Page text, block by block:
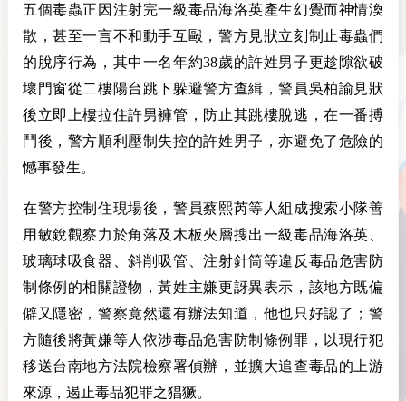
五個毒蟲正因注射完一級毒品海洛英產生幻覺而神情渙
散，甚至一言不和動手互毆，警方見狀立刻制止毒蟲們
的脫序行為，其中一名年約38歲的許姓男子更趁隙欲破
壞門窗從二樓陽台跳下躲避警方查緝，警員吳柏諭見狀
後立即上樓拉住許男褲管，防止其跳樓脫逃，在一番搏
鬥後，警方順利壓制失控的許姓男子，亦避免了危險的
憾事發生。
在警方控制住現場後，警員蔡熙芮等人組成搜索小隊善
用敏銳觀察力於角落及木板夾層搜出一級毒品海洛英、
玻璃球吸食器、斜削吸管、注射針筒等違反毒品危害防
制條例的相關證物，黃姓主嫌更訝異表示，該地方既偏
僻又隱密，警察竟然還有辦法知道，他也只好認了；警
方隨後將黃嫌等人依涉毒品危害防制條例罪，以現行犯
移送台南地方法院檢察署偵辦，並擴大追查毒品的上游
來源，遏止毒品犯罪之猖獗。